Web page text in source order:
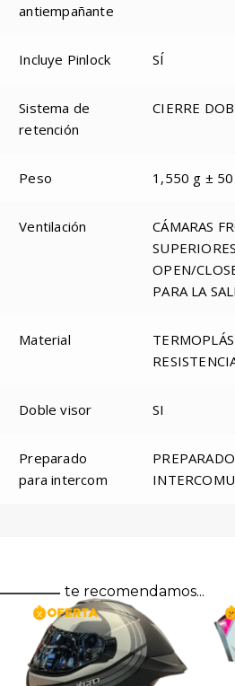
antiempañante
Incluye Pinlock SÍ
Sistema de
retención
CIERRE
Peso 1,550 g ± 50
Ventilación
CÁMARAS
OPEN/
PARA LA
Material
Doble visor SI
Preparado
para intercom
te recomendamos...